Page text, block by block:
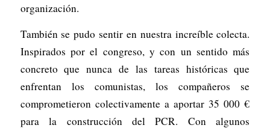
organización.
También se pudo sentir en nuestra increíble colecta.
Inspirados por el congreso, y con un sentido más
concreto que nunca de las tareas históricas que
enfrentan los comunistas, los compañeros se
comprometieron colectivamente a aportar 35 000 €
para la construcción del PCR. Con algunos